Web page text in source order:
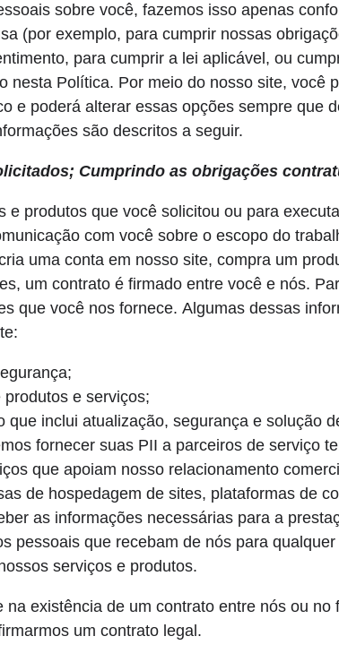
sobre você, fazemos isso apenas
(por exemplo, para cumprir nossas
para cumprir a lei aplicável, ou
nesta Política. Por meio do nosso site, você
e poderá alterar essas opções sempre que
são descritos a seguir.
Cumprindo as obrigações
e produtos que você solicitou ou para
com você sobre o escopo do
uma conta em nosso site, compra um
um contrato é firmado entre você e nós.
que você nos fornece. Algumas dessas
e serviços;
inclui atualização, segurança e solução
fornecer suas PII a parceiros de serviço
que apoiam nosso relacionamento
de hospedagem de sites, plataformas de
as informações necessárias para a
pessoais que recebam de nós para
serviços e produtos.
existência de um contrato entre nós ou no
um contrato legal.